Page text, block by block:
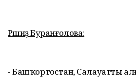
Рәшиҙә Буранғолова:
- Башҡортостан, Салауатты